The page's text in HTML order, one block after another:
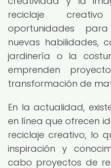
reciclaje
oportunidades
nuevas habilidades,
jardinería o la
emprenden
transformación de
En la actualidad,
en línea que ofrecen
reciclaje creativo, lo
inspiración y
cabo proyectos de